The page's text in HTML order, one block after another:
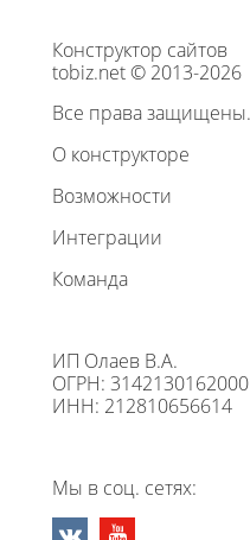
Конструктор сайтов
tobiz.net © 2013-2026
Все права защищены.
О конструкторе
Возможности
Интеграции
Команда
ИП Олаев В.А.
ОГРН:
ИНН: 212810656614
Мы в соц. сетях: